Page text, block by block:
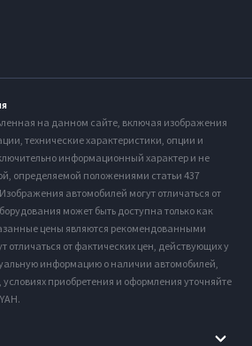
на данном сайте, включая изображения
технические характеристики, опции и
информационный характер и не
определяемой положениями статьи 437
автомобилей могут отличаться от
может быть доступна только как
цены являются рекомендованными
отличаться от фактических цен, действующих у
информацию о наличии автомобилей,
приобретения и оформления уточняйте